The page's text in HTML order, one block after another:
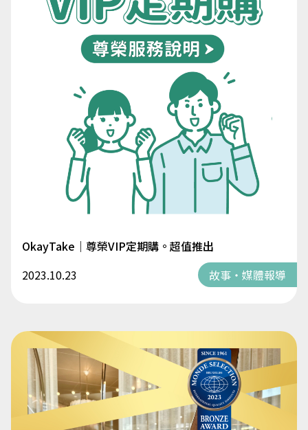
OkayTake｜尊榮VIP定期購。超值推出
2023.10.23
故事・媒體報導